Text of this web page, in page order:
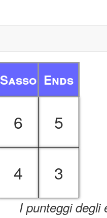
Sasso Ends
6 5
4 3
I punteggi degli